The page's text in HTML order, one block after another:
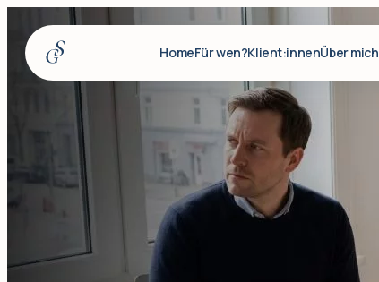
HomeFür wen?Klient:innenÜber mich
Home
Für wen?
Klient:innen
Über mich
Leistungen
Insights